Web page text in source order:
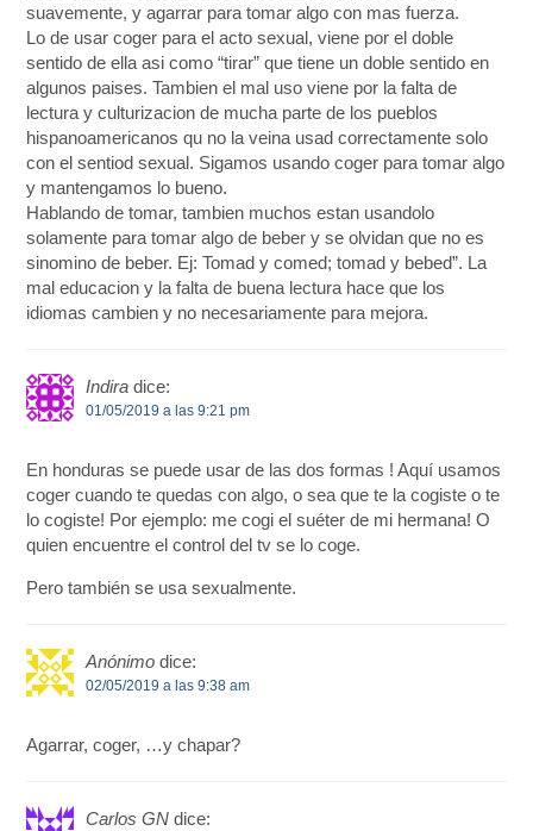
suavemente, y agarrar para tomar algo con mas fuerza.
Lo de usar coger para el acto sexual, viene por el doble
sentido de ella asi como “tirar” que tiene un doble sentido en
algunos paises. Tambien el mal uso viene por la falta de
lectura y culturizacion de mucha parte de los pueblos
hispanoamericanos qu no la veina usad correctamente solo
con el sentiod sexual. Sigamos usando coger para tomar algo
y mantengamos lo bueno.
Hablando de tomar, tambien muchos estan usandolo
solamente para tomar algo de beber y se olvidan que no es
sinomino de beber. Ej: Tomad y comed; tomad y bebed”. La
mal educacion y la falta de buena lectura hace que los
idiomas cambien y no necesariamente para mejora.
Indira dice:
01/05/2019 a las 9:21 pm
En honduras se puede usar de las dos formas ! Aquí usamos
coger cuando te quedas con algo, o sea que te la cogiste o te
lo cogiste! Por ejemplo: me cogi el suéter de mi hermana! O
quien encuentre el control del tv se lo coge.
Pero también se usa sexualmente.
Anónimo dice:
02/05/2019 a las 9:38 am
Agarrar, coger, …y chapar?
Carlos GN dice: